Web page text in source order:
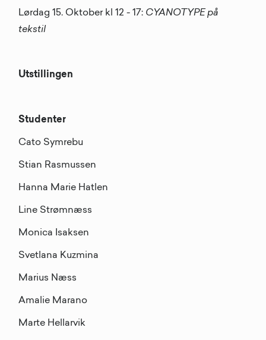
Lørdag 15. Oktober kl 12 - 17: CYANOTYPE på
tekstil
Utstillingen
Studenter
Cato Symrebu
Stian Rasmussen
Hanna Marie Hatlen
Line Strømnæss
Monica Isaksen
Svetlana Kuzmina
Marius Næss
Amalie Marano
Marte Hellarvik